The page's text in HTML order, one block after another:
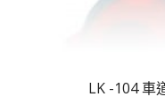
LK -104 車